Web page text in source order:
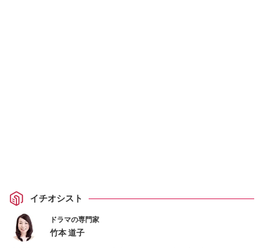
イチオシスト
ドラマの専門家
竹本 道子